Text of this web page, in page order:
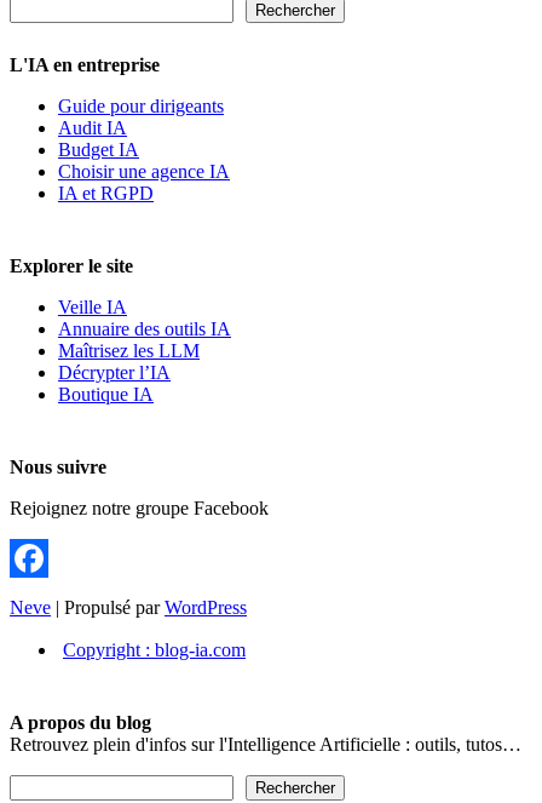
Rechercher
L'IA en entreprise
Guide pour dirigeants
Audit IA
Budget IA
Choisir une agence IA
IA et RGPD
Explorer le site
Veille IA
Annuaire des outils IA
Maîtrisez les LLM
Décrypter l’IA
Boutique IA
Nous suivre
Rejoignez notre groupe Facebook
Facebook
Neve | Propulsé parWordPress
Copyright : blog-ia.com
A propos du blog
Retrouvez plein d'infos sur l'Intelligence Artificielle : outils, tutos…
Rechercher